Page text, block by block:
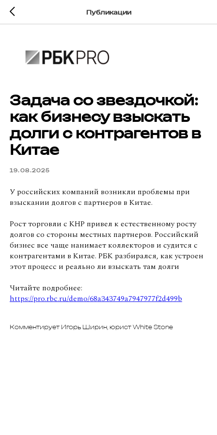
Публикации
Задача со звездочкой:
как бизнесу взыскать
долги с контрагентов в
Китае
19.08.2025
У российских компаний возникли проблемы при
взыскании долгов с партнеров в Китае.
Рост торговли с КНР привел к естественному росту
долгов со стороны местных партнеров. Российский
бизнес все чаще нанимает коллекторов и судится с
контрагентами в Китае. РБК разбирался, как устроен
этот процесс и реально ли взыскать там долги
Читайте подробнее:
https://pro.rbc.ru/demo/68a343749a7947977f2d499b
Комментирует Игорь Ширин, юрист White Stone